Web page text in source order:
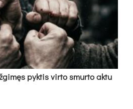
pyk­tis vir­to smur­to ak­tu